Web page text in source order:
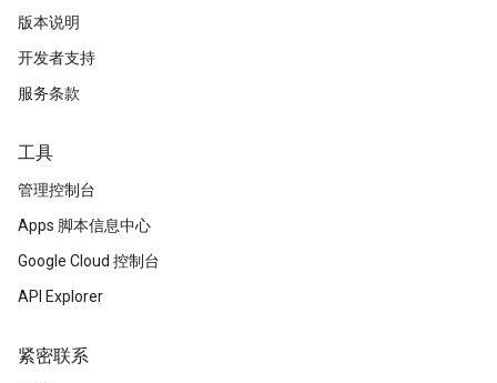
版本说明
开发者支持
服务条款
工具
管理控制台
Apps 脚本信息中心
Google Cloud 控制台
API Explorer
紧密联系